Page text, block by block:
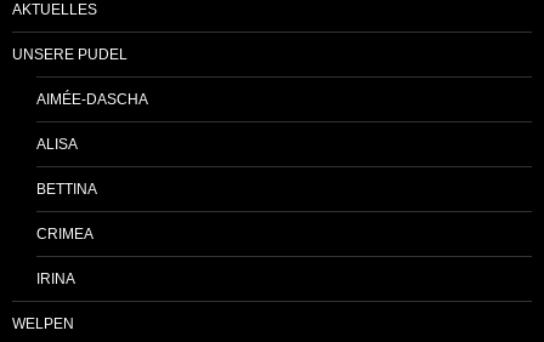
AKTUELLES
UNSERE PUDEL
AIMÉE-DASCHA
ALISA
BETTINA
CRIMEA
IRINA
WELPEN